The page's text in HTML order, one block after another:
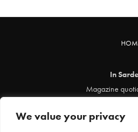
We value your privacy
In
Magazine
Direttore responsabile ed